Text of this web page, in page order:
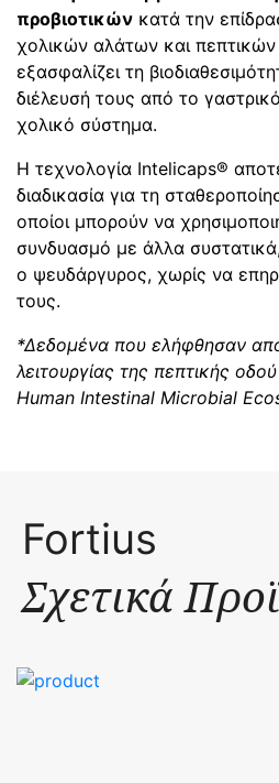
προβιοτικών κατά την
χολικών αλάτων και
εξασφαλίζει τη
διέλευσή τους από το
χολικό σύστημα.
Η τεχνολογία Intelicaps®
διαδικασία για τη
οποίοι μπορούν να
συνδυασμό με άλλα
ο ψευδάργυρος, χωρίς να
τους.
*Δεδομένα που ελήφθησαν
λειτουργίας της πεπτικής
Human Intestinal Microbial
Fortius
Σχετικά